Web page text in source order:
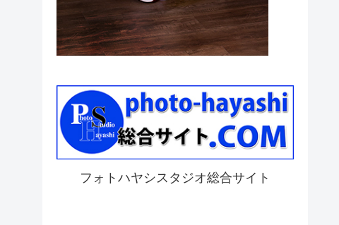
フォトハヤシスタジオ総合サイト